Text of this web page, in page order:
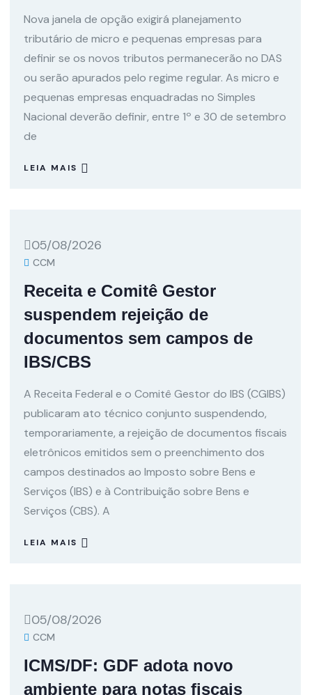
Nova janela de opção exigirá planejamento
tributário de micro e pequenas empresas para
definir se os novos tributos permanecerão no DAS
ou serão apurados pelo regime regular. As micro e
pequenas empresas enquadradas no Simples
Nacional deverão definir, entre 1º e 30 de setembro
de
LEIA MAIS
05/08/2026
CCM
Receita e Comitê Gestor
suspendem rejeição de
documentos sem campos de
IBS/CBS
A Receita Federal e o Comitê Gestor do IBS (CGIBS)
publicaram ato técnico conjunto suspendendo,
temporariamente, a rejeição de documentos fiscais
eletrônicos emitidos sem o preenchimento dos
campos destinados ao Imposto sobre Bens e
Serviços (IBS) e à Contribuição sobre Bens e
Serviços (CBS). A
LEIA MAIS
05/08/2026
CCM
ICMS/DF: GDF adota novo
ambiente para notas fiscais